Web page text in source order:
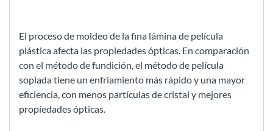
El proceso de moldeo de la fina lámina de película
plástica afecta las propiedades ópticas. En comparación
con el método de fundición, el método de película
soplada tiene un enfriamiento más rápido y una mayor
eficiencia, con menos partículas de cristal y mejores
propiedades ópticas.